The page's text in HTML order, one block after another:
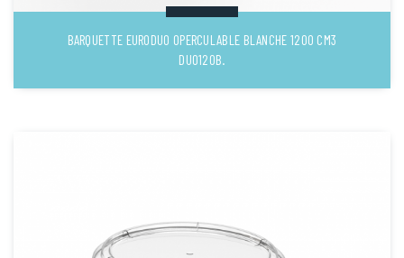
BARQUETTE EURODUO OPERCULABLE BLANCHE 1200 CM3
DUO120B.